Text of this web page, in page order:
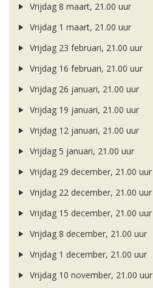
Vrijdag 8 maart, 21.00 uur
Vrijdag 1 maart, 21.00 uur
Vrijdag 23 februari, 21.00 uur
Vrijdag 16 februari, 21.00 uur
Vrijdag 26 januari, 21.00 uur
Vrijdag 19 januari, 21.00 uur
Vrijdag 12 januari, 21.00 uur
Vrijdag 5 januari, 21.00 uur
Vrijdag 29 december, 21.00 uur
Vrijdag 22 december, 21.00 uur
Vrijdag 15 december, 21.00 uur
Vrijdag 8 december, 21.00 uur
Vrijdag 1 december, 21.00 uur
Vrijdag 10 november, 21.00 uur